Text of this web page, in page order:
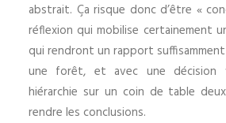
abstrait. Ça risque donc d’être «
réflexion qui mobilise certainement
qui rendront un rapport
une forêt, et avec une décision
hiérarchie sur un coin de table
rendre les conclusions.